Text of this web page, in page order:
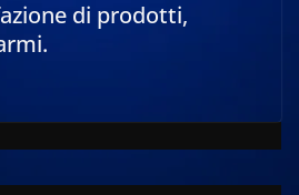
di prodotti,